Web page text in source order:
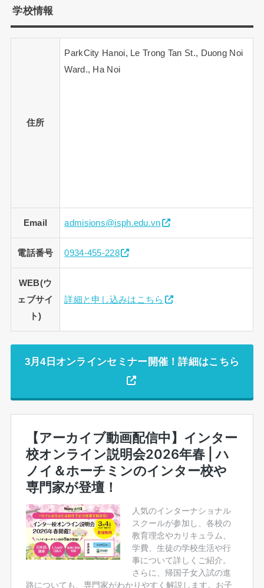
学校情報
住所
ParkCity Hanoi, Le Trong Tan St., Duong Noi
Ward., Ha Noi
Email admisions@isph.edu.vn
電話番号 0934-455-228
WEB(ウ
ェブサイ
ト)
詳細と申し込みはこちら
3月4日オンラインセミナー開催！詳細はこちら